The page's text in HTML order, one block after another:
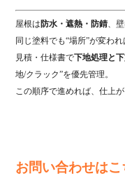
屋根は防水・遮熱・防錆、
同じ塗料でも“場所”が変わ
見積・仕様書で下地処理と下
地/クラック”を優先管理。
この順序で進めれば、仕上
お問い合わせはこ